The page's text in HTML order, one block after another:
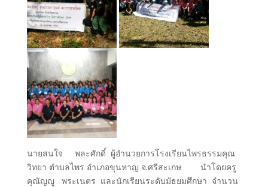
นายสนใจ พละศักดิ์ ผู้อำนวยการโรงเรียนไพรธรรมคุณ
วิทยา ตำบลไพร อำเภอขุนหาญ จ.ศรีสะเกษ นำโดยครู
คุณัญญู พระเนตร และนักเรียนระดับมัธยมศึกษา จำนวน